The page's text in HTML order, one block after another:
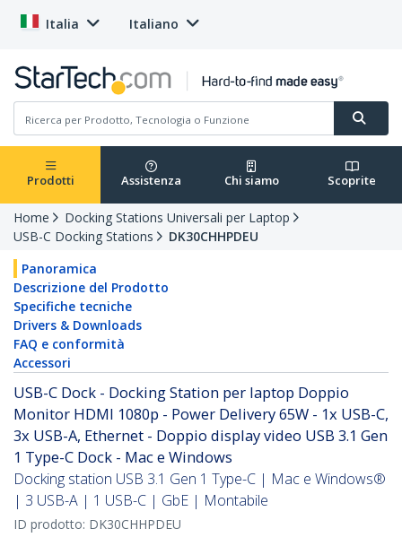
Italia Italiano
Prodotti Assistenza Chi siamo Scoprite
Home
Docking Stations Universali per Laptop
USB-C Docking Stations
DK30CHHPDEU
Panoramica
Descrizione del Prodotto
Specifiche tecniche
Drivers & Downloads
FAQ e conformità
Accessori
USB-C Dock - Docking Station per laptop Doppio
Monitor HDMI 1080p - Power Delivery 65W - 1x USB-C,
3x USB-A, Ethernet - Doppio display video USB 3.1 Gen
1 Type-C Dock - Mac e Windows
Docking station USB 3.1 Gen 1 Type-C | Mac e Windows®
| 3 USB-A | 1 USB-C | GbE | Montabile
ID prodotto: DK30CHHPDEU